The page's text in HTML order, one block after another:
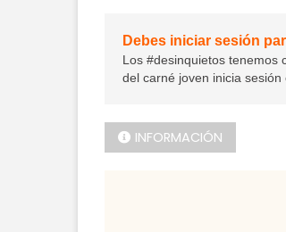
Debes iniciar sesión
Los #desinquietos tenemos
del carné joven inicia
INFORMACIÓN